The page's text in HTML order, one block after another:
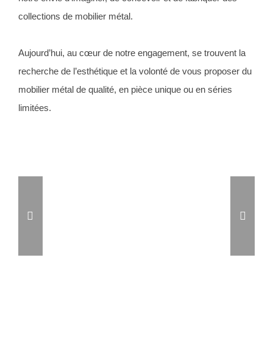
collections de mobilier métal.
Aujourd’hui, au cœur de notre engagement, se trouvent la
recherche de l’esthétique et la volonté de vous proposer du
mobilier métal de qualité, en pièce unique ou en séries
limitées.